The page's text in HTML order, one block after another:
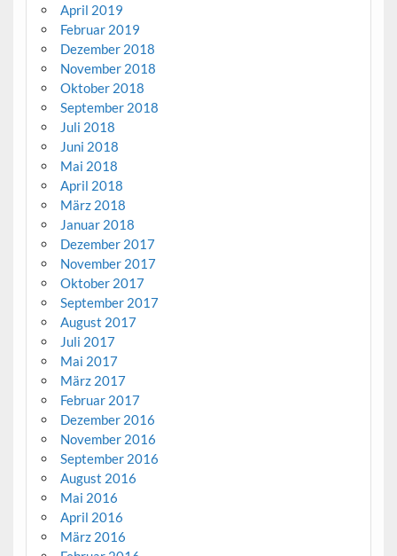
April 2019
Februar 2019
Dezember 2018
November 2018
Oktober 2018
September 2018
Juli 2018
Juni 2018
Mai 2018
April 2018
März 2018
Januar 2018
Dezember 2017
November 2017
Oktober 2017
September 2017
August 2017
Juli 2017
Mai 2017
März 2017
Februar 2017
Dezember 2016
November 2016
September 2016
August 2016
Mai 2016
April 2016
März 2016